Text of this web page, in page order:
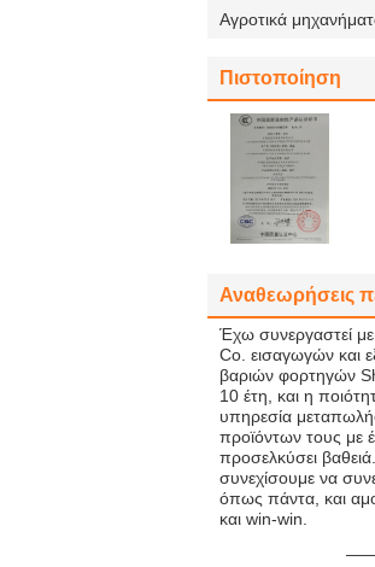
Αγροτικά
Πιστοποίηση
Αναθεωρήσεις
Έχω συνεργαστεί με
Co. εισαγωγών και
βαριών φορτηγών
10 έτη, και η
υπηρεσία
προϊόντων τους με
προσελκύσει
συνεχίσουμε να
όπως πάντα, και
και win-win.
——